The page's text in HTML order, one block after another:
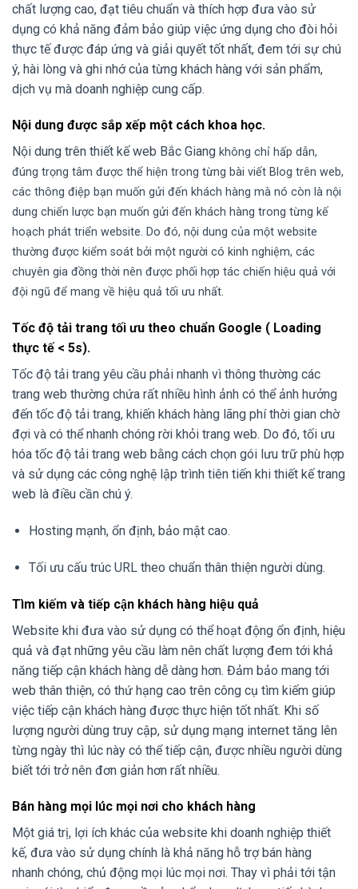
chất lượng cao, đạt tiêu chuẩn và thích hợp đưa vào sử
dụng có khả năng đảm bảo giúp việc ứng dụng cho đòi hỏi
thực tế được đáp ứng và giải quyết tốt nhất, đem tới sự chú
ý, hài lòng và ghi nhớ của từng khách hàng với sản phẩm,
dịch vụ mà doanh nghiệp cung cấp.
Nội dung được sắp xếp một cách khoa học.
Nội dung trên thiết kế web Bắc Giang không chỉ hấp dẫn,
đúng trọng tâm được thể hiện trong từng bài viết Blog trên web,
các thông điệp bạn muốn gửi đến khách hàng mà nó còn là nội
dung chiến lược bạn muốn gửi đến khách hàng trong từng kế
hoạch phát triển website. Do đó, nội dung của một website
thường được kiểm soát bởi một người có kinh nghiệm, các
chuyên gia đồng thời nên được phối hợp tác chiến hiệu quả với
đội ngũ để mang về hiệu quả tối ưu nhất.
Tốc độ tải trang tối ưu theo chuẩn Google ( Loading
thực tế < 5s).
Tốc độ tải trang yêu cầu phải nhanh vì thông thường các
trang web thường chứa rất nhiều hình ảnh có thể ảnh hưởng
đến tốc độ tải trang, khiến khách hàng lãng phí thời gian chờ
đợi và có thể nhanh chóng rời khỏi trang web. Do đó, tối ưu
hóa tốc độ tải trang web bằng cách chọn gói lưu trữ phù hợp
và sử dụng các công nghệ lập trình tiên tiến khi thiết kế trang
web là điều cần chú ý.
Hosting mạnh, ổn định, bảo mật cao.
Tối ưu cấu trúc URL theo chuẩn thân thiện người dùng.
Tìm kiếm và tiếp cận khách hàng hiệu quả
Website khi đưa vào sử dụng có thể hoạt động ổn định, hiệu
quả và đạt những yêu cầu làm nên chất lượng đem tới khả
năng tiếp cận khách hàng dễ dàng hơn. Đảm bảo mang tới
web thân thiện, có thứ hạng cao trên công cụ tìm kiếm giúp
việc tiếp cận khách hàng được thực hiện tốt nhất. Khi số
lượng người dùng truy cập, sử dụng mạng internet tăng lên
từng ngày thì lúc này có thể tiếp cận, được nhiều người dùng
biết tới trở nên đơn giản hơn rất nhiều.
Bán hàng mọi lúc mọi nơi cho khách hàng
Một giá trị, lợi ích khác của website khi doanh nghiệp thiết
kế, đưa vào sử dụng chính là khả năng hỗ trợ bán hàng
nhanh chóng, chủ động mọi lúc mọi nơi. Thay vì phải tới tận